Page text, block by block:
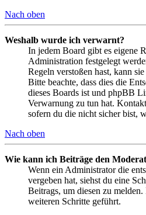
Nach oben
Weshalb wurde ich verwarnt?
In jedem Board gibt es eigene
Administration festgelegt
Regeln verstoßen hast, kann
Bitte beachte, dass dies die
dieses Boards ist und phpBB
Verwarnung zu tun hat.
sofern du die nicht sicher bist,
Nach oben
Wie kann ich Beiträge den
Wenn ein Administrator die
vergeben hat, siehst du eine
Beitrags, um diesen zu
weiteren Schritte geführt.